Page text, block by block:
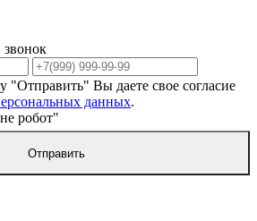
"Отправить" Вы даете свое согласие
данных.
робот"
Отправить